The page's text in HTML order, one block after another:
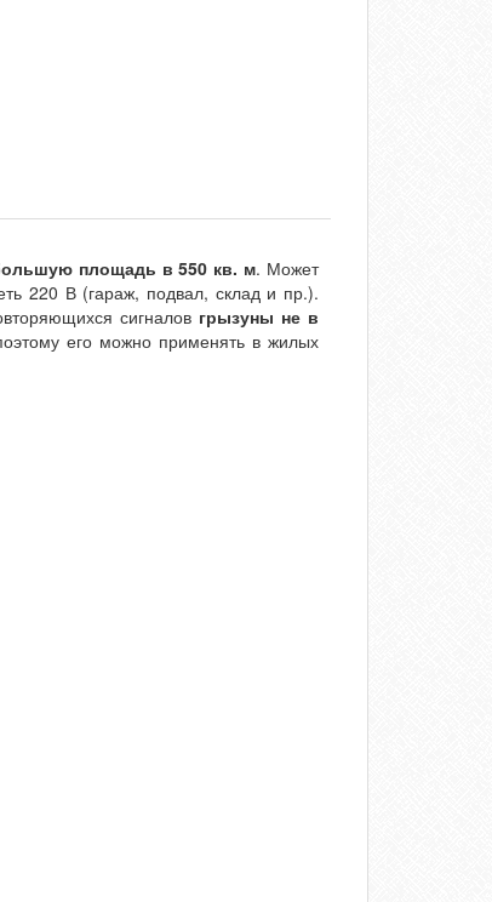
площадь в 550 кв. м. Может
220 В (гараж, подвал, склад и пр.).
сигналов грызуны не в
его можно применять в жилых